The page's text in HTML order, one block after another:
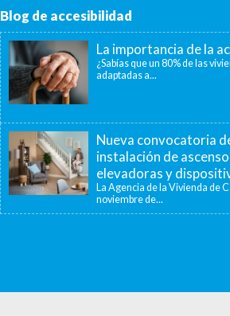
Blog de accesibilidad
La importancia de la
¿Sabías que un 80% de las
adaptadas a...
Nueva convocatoria
instalación de
elevadoras y
La Agencia de la Vivienda de
noviembre de...